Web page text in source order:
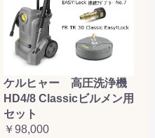
ケルヒャー 高圧洗浄機
HD4/8 Classicビルメン用
セット
￥98,000